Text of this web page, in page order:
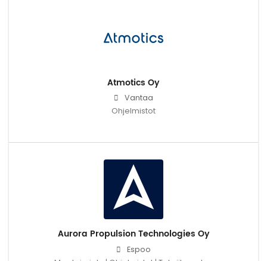
Atmotics Oy
Vantaa
Ohjelmistot
Aurora Propulsion Technologies Oy
Espoo